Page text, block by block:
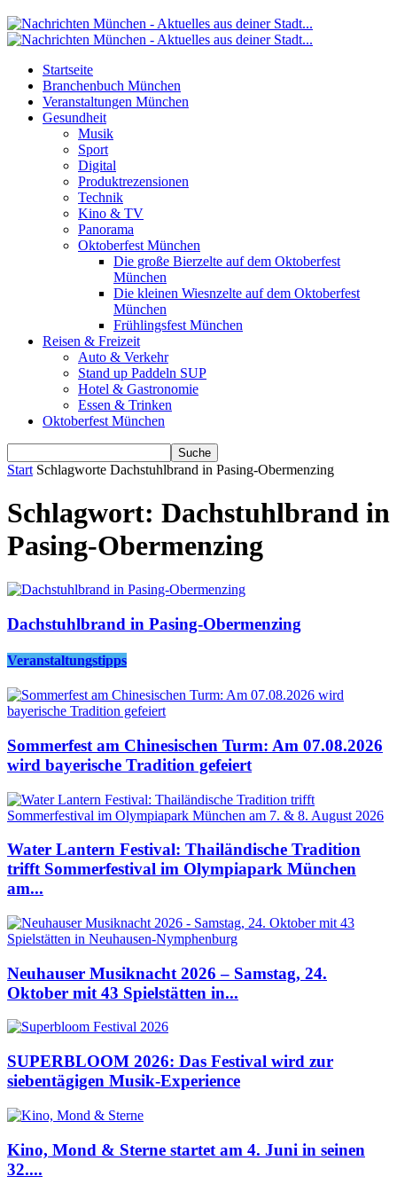
Startseite
Branchenbuch München
Veranstaltungen München
Gesundheit
Musik
Sport
Digital
Produktrezensionen
Technik
Kino & TV
Panorama
Oktoberfest München
Die große Bierzelte auf dem Oktoberfest
München
Die kleinen Wiesnzelte auf dem Oktoberfest
München
Frühlingsfest München
Reisen & Freizeit
Auto & Verkehr
Stand up Paddeln SUP
Hotel & Gastronomie
Essen & Trinken
Oktoberfest München
Start Schlagworte Dachstuhlbrand in Pasing-Obermenzing
Schlagwort: Dachstuhlbrand in
Pasing-Obermenzing
Dachstuhlbrand in Pasing-Obermenzing
Veranstaltungstipps
Sommerfest am Chinesischen Turm: Am 07.08.2026
wird bayerische Tradition gefeiert
Water Lantern Festival: Thailändische Tradition
trifft Sommerfestival im Olympiapark München
am...
Neuhauser Musiknacht 2026 – Samstag, 24.
Oktober mit 43 Spielstätten in...
SUPERBLOOM 2026: Das Festival wird zur
siebentägigen Musik-Experience
Kino, Mond & Sterne startet am 4. Juni in seinen
32....